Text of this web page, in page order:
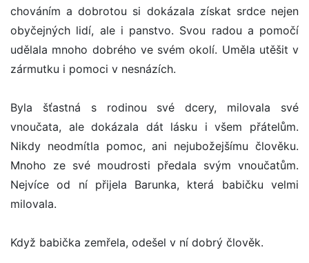
chováním a dobrotou si dokázala získat srdce nejen
obyčejných lidí, ale i panstvo. Svou radou a pomočí
udělala mnoho dobrého ve svém okolí. Uměla utěšit v
zármutku i pomoci v nesnázích.
Byla šťastná s rodinou své dcery, milovala své
vnoučata, ale dokázala dát lásku i všem přátelům.
Nikdy neodmítla pomoc, ani nejubožejšímu člověku.
Mnoho ze své moudrosti předala svým vnoučatům.
Nejvíce od ní přijela Barunka, která babičku velmi
milovala.
Když babička zemřela, odešel v ní dobrý člověk.